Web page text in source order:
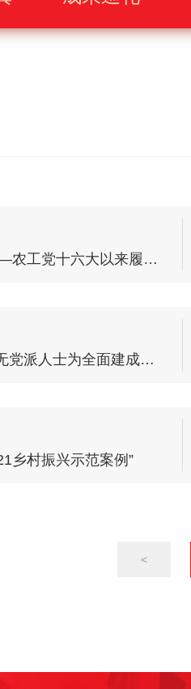
集智聚力促发展 踔厉奋进谱华章 ——农工党十六大以来履行参政党职能综述
农工党荣获“各民主党派、工商联、无党派人士为全面建成小康社会作贡献”多项表彰
乡村振兴示范案例”
<